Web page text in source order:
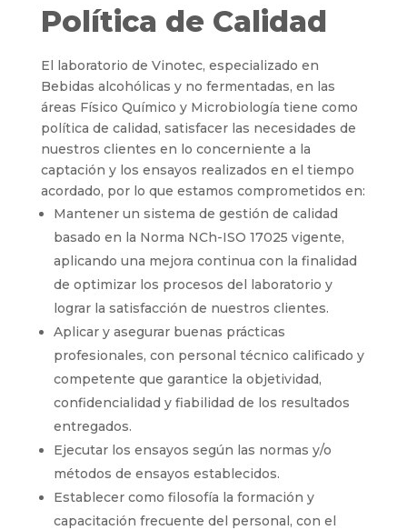
Política de Calidad
El laboratorio de Vinotec, especializado en
Bebidas alcohólicas y no fermentadas, en las
áreas Físico Químico y Microbiología tiene como
política de calidad, satisfacer las necesidades de
nuestros clientes en lo concerniente a la
captación y los ensayos realizados en el tiempo
acordado, por lo que estamos comprometidos en:
Mantener un sistema de gestión de calidad
basado en la Norma NCh-ISO 17025 vigente,
aplicando una mejora continua con la finalidad
de optimizar los procesos del laboratorio y
lograr la satisfacción de nuestros clientes.
Aplicar y asegurar buenas prácticas
profesionales, con personal técnico calificado y
competente que garantice la objetividad,
confidencialidad y fiabilidad de los resultados
entregados.
Ejecutar los ensayos según las normas y/o
métodos de ensayos establecidos.
Establecer como filosofía la formación y
capacitación frecuente del personal, con el